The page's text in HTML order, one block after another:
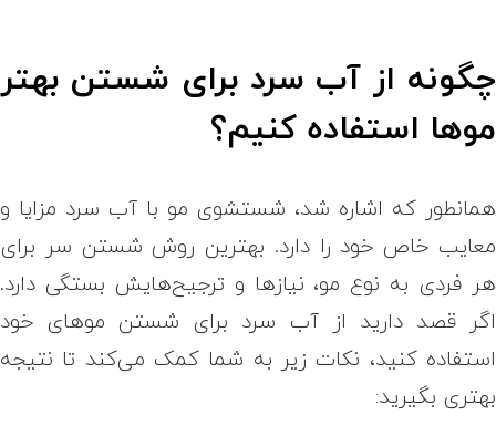
چگونه از آب سرد برای شستن بهتر
موها استفاده کنیم؟
همانطور که اشاره شد، شستشوی مو با آب سرد مزایا و
معایب خاص خود را دارد. بهترین روش شستن سر برای
هر فردی به نوع مو، نیازها و ترجیح‌هایش بستگی دارد.
اگر قصد دارید از آب سرد برای شستن موهای خود
استفاده کنید، نکات زیر به شما کمک می‌کند تا نتیجه
بهتری بگیرید: